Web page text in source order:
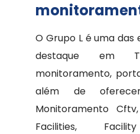
O Grupo L é uma
destaque em
monitoramento,
além de
Monitoramento
Facilities,